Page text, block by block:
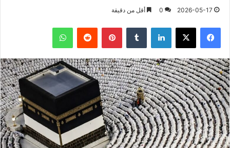
2026-05-17
0 أقل من دقيقة
فيسبوك X لينكدإن بينتيريست واتساب